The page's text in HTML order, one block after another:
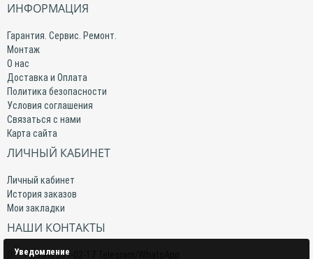
ИНФОРМАЦИЯ
Гарантия. Сервис. Ремонт.
Монтаж
О нас
Доставка и Оплата
Политика безопасности
Условия соглашения
Связаться с нами
Карта сайта
ЛИЧНЫЙ КАБИНЕТ
Личный кабинет
История заказов
Мои закладки
НАШИ КОНТАКТЫ
+7(959) 509-02-17 Telegram/WhatsApp
Уведомление